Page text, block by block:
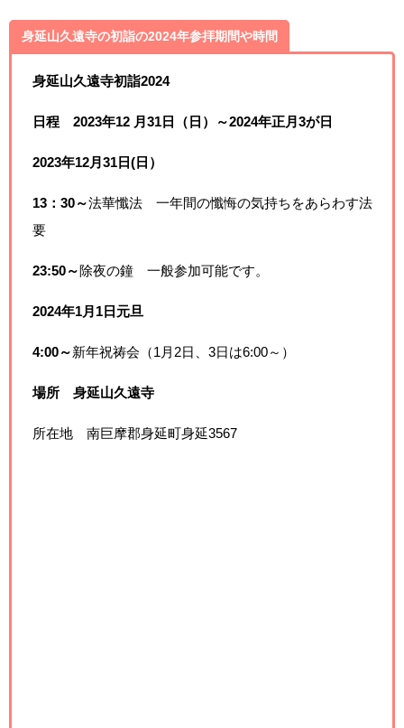
身延山久遠寺の初詣の2024年参拝期間や時間
身延山久遠寺初詣2024
日程 2023年12 月31日（日）～2024年正月3が日
2023年12月31日(日）
13：30～法華懺法 一年間の懺悔の気持ちをあらわす法
要
23:50～ 除夜の鐘 一般参加可能です。
2024年1月1日元旦
4:00～ 新年祝祷会（1月2日、3日は6:00～）
場所 身延山久遠寺
所在地 南巨摩郡身延町身延3567